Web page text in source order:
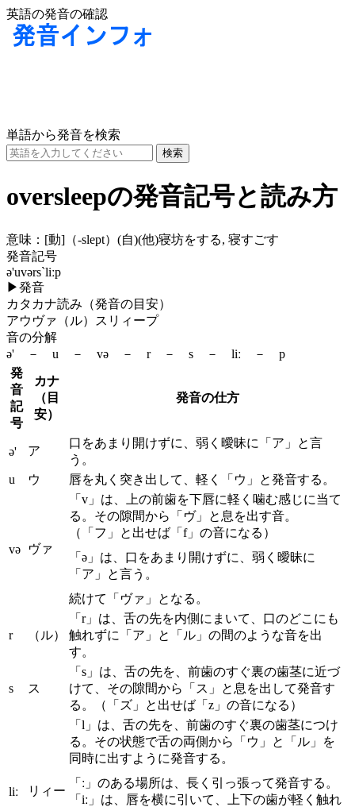
英語の発音の確認
単語から発音を検索
oversleepの発音記号と読み方
意味： [動] （-slept） (自)(他)寝坊をする, 寝すごす
発音記号
ə'uvərs`liːp
▶発音
カタカナ読み（発音の目安）
アウヴァ（ル）スリィープ
音の分解
ə' － u － və － r － s － liː － p
発
音
記
号
カナ
（目
安）
発音の仕方
ə' ア
口をあまり開けずに、弱く曖昧に「ア」と言
う。
u
ウ 唇を丸く突き出して、軽く「ウ」と発音する。
və ヴァ
「v」は、上の前歯を下唇に軽く噛む感じに当て
る。その隙間から「ヴ」と息を出す音。
（「フ」と出せば「f」の音になる）
「ə」は、口をあまり開けずに、弱く曖昧に
「ア」と言う。
続けて「ヴァ」となる。
r （ル）
「r」は、舌の先を内側にまいて、口のどこにも
触れずに「ア」と「ル」の間のような音を出
す。
s ス
「s」は、舌の先を、前歯のすぐ裏の歯茎に近づ
けて、その隙間から「ス」と息を出して発音す
る。（「ズ」と出せば「z」の音になる）
liː リィー
「l」は、舌の先を、前歯のすぐ裏の歯茎につけ
る。その状態で舌の両側から「ウ」と「ル」を
同時に出すように発音する。
「ː」のある場所は、長く引っ張って発音する。
「iː」は、唇を横に引いて、上下の歯が軽く触れ